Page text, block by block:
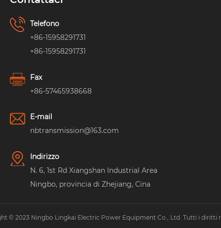
Telefono
+86-15958291731
+86-15958291731
Fax
+86-57465938668
E-mail
nbtransmission@163.com
Indirizzo
N. 6, 1st Rd Xiangshan Industrial Area
Ningbo, provincia di Zhejiang, Cina
© 2023 Ningbo Lingkai Electric Power Equipment Co., Ltd. Tutti i diritti